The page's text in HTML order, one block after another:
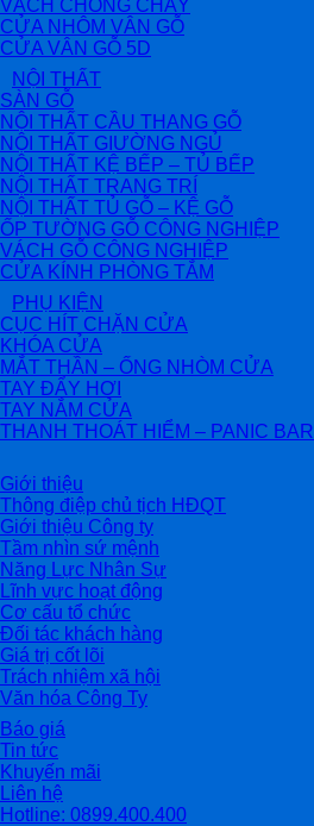
VÁCH CHỐNG CHÁY
CỬA NHÔM VÂN GỖ
CỬA VÂN GỖ 5D
NỘI THẤT
SÀN GỖ
NỘI THẤT CẦU THANG GỖ
NỘI THẤT GIƯỜNG NGỦ
NỘI THẤT KỆ BẾP – TỦ BẾP
NỘI THẤT TRANG TRÍ
NỘI THẤT TỦ GỖ – KỆ GỖ
ỐP TƯỜNG GỖ CÔNG NGHIỆP
VÁCH GỖ CÔNG NGHIỆP
CỬA KÍNH PHÒNG TẮM
PHỤ KIỆN
CỤC HÍT CHẶN CỬA
KHÓA CỬA
MẮT THẦN – ỐNG NHÒM CỬA
TAY ĐẨY HƠI
TAY NẮM CỬA
THANH THOÁT HIỂM – PANIC BAR
Giới thiệu
Thông điệp chủ tịch HĐQT
Giới thiệu Công ty
Tầm nhìn sứ mệnh
Năng Lực Nhân Sự
Lĩnh vực hoạt động
Cơ cấu tổ chức
Đối tác khách hàng
Giá trị cốt lõi
Trách nhiệm xã hội
Văn hóa Công Ty
Báo giá
Tin tức
Khuyến mãi
Liên hệ
Hotline: 0899.400.400